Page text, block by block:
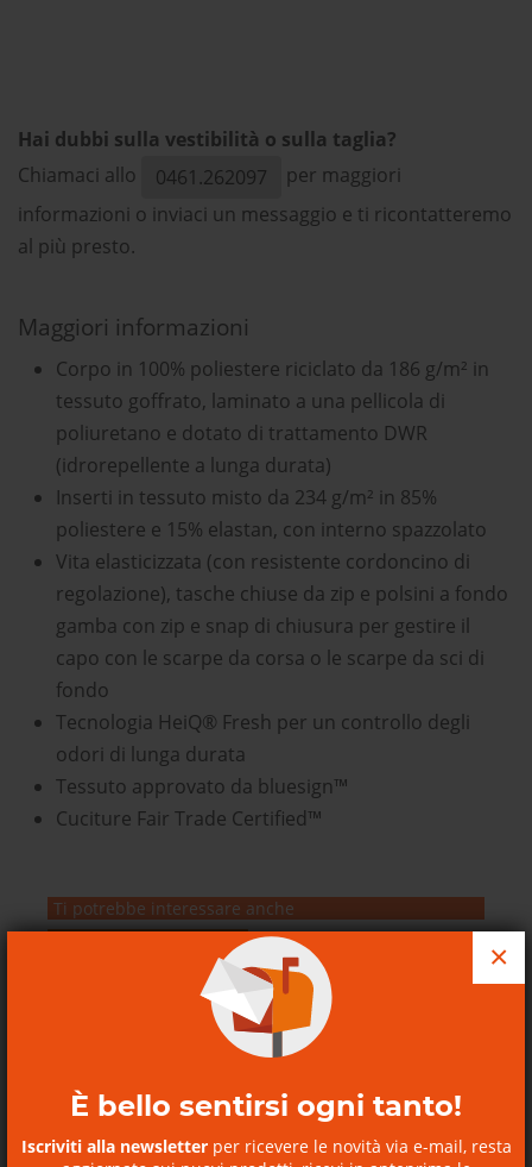
È bello sentirsi ogni tanto!
Iscriviti alla newsletterper ricevere le novità via e-mail, resta
×
Hai dubbi sulla vestibilità o sulla taglia?
Chiamaci allo
0461.262097
per maggiori
informazioni o inviaci un messaggio e ti ricontatteremo
al più presto.
Maggiori informazioni
Corpo in 100% poliestere riciclato da 186 g/m² in
tessuto goffrato, laminato a una pellicola di
poliuretano e dotato di trattamento DWR
(idrorepellente a lunga durata)
Inserti in tessuto misto da 234 g/m² in 85%
poliestere e 15% elastan, con interno spazzolato
Vita elasticizzata (con resistente cordoncino di
regolazione), tasche chiuse da zip e polsini a fondo
gamba con zip e snap di chiusura per gestire il
capo con le scarpe da corsa o le scarpe da sci di
fondo
Tecnologia HeiQ® Fresh per un controllo degli
odori di lunga durata
Tessuto approvato da bluesign™
Cuciture Fair Trade Certified™
Ti potrebbe interessare anche
SCOPRI I NOSTRI BUONI
Refugio Day Pack 26L
Refugio Day Pack 26L
Patagonia